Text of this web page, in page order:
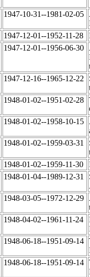
1947-10-31--1981-02-05
1947-12-01--1952-11-28
1947-12-01--1956-06-30
1947-12-16--1965-12-22
1948-01-02--1951-02-28
1948-01-02--1958-10-15
1948-01-02--1959-03-31
1948-01-02--1959-11-30
1948-01-04--1989-12-31
1948-03-05--1972-12-29
1948-04-02--1961-11-24
1948-06-18--1951-09-14
1948-06-18--1951-09-14